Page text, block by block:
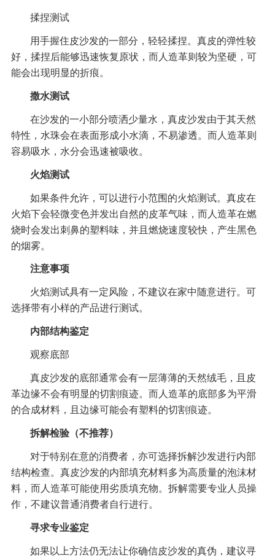
揉捏测试
用手握住皮沙发的一部分，轻轻揉捏。真皮的弹性较
好，揉捏后能够迅速恢复原状，而人造革则较为坚硬，可
能会出现明显的折痕。
撒水测试
在沙发的一小部分喷洒少量水，真皮沙发由于其天然
特性，水珠会在表面形成小水滴，不易渗透。而人造革则
容易吸水，水分会迅速被吸收。
火焰测试
如果条件允许，可以进行小范围的火焰测试。真皮在
火焰下会轻微变色并发出自然的皮革气味，而人造革在燃
烧时会发出刺鼻的塑料味，并且燃烧速度较快，产生黑色
的烟雾。
注意事项
火焰测试具有一定风险，不建议在家中随意进行。可
选择带有小样的产品进行测试。
内部结构鉴定
观察底部
真皮沙发的底部通常会有一层薄薄的天然绒毛，且皮
革边缘不会有明显的切割痕迹。而人造革的底部多为平滑
的合成材料，且边缘可能会有塑料的切割痕迹。
拆解检验（不推荐）
对于特别在意的消费者，亦可选择拆解沙发进行内部
结构检查。真皮沙发的内部填充材料多为高质量的泡沫材
料，而人造革可能使用劣质填充物。拆解需要专业人员操
作，不建议普通消费者自行进行。
寻求专业鉴定
如果以上方法仍无法让你确信皮沙发的真伪，建议寻